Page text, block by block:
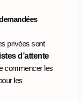
privées sont
listes d’attente
commencer les
les